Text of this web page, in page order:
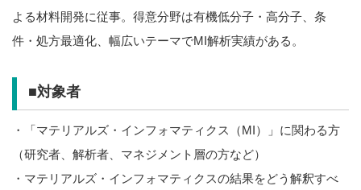
よる材料開発に従事。得意分野は有機低分子・高分子、条
件・処方最適化、幅広いテーマでMI解析実績がある。
■対象者
・「マテリアルズ・インフォマティクス（MI）」に関わる方
（研究者、解析者、マネジメント層の方など）
・マテリアルズ・インフォマティクスの結果をどう解釈すべ